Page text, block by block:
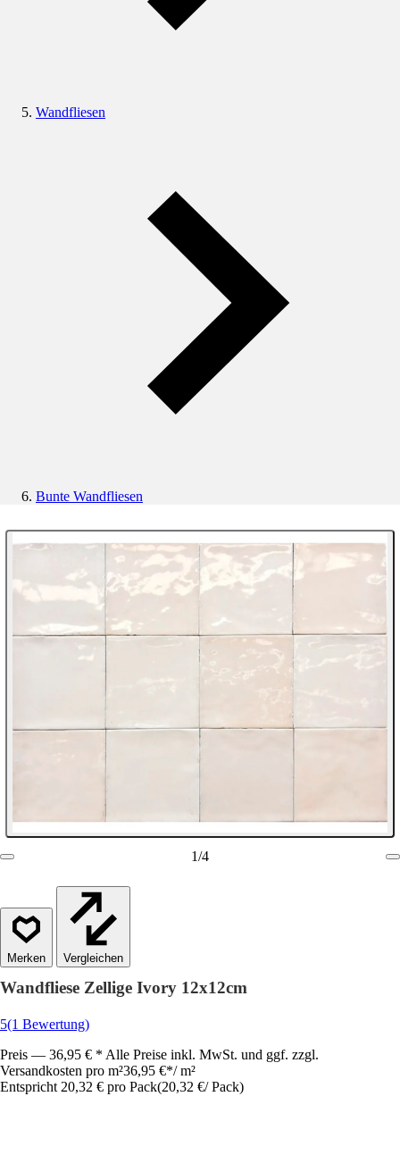
Wandfliesen
Bunte Wandfliesen
1/4
Vergleichen
Wandfliese Zellige Ivory 12x12cm
5(1 Bewertung)
Preis — 36,95 € * Alle Preise inkl. MwSt. und ggf. zzgl.
Versandkosten pro m²36,95 €*/ m²
Entspricht 20,32 € pro Pack(20,32 €/ Pack)